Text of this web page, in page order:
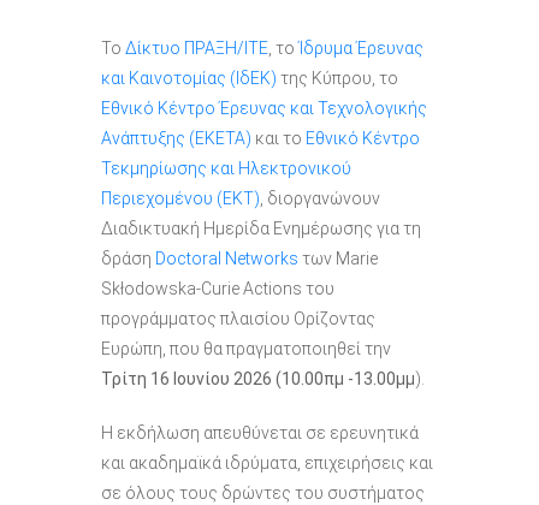
Το Δίκτυο ΠΡΑΞΗ/ΙΤΕ , τοΊδρυμα Έρευνας
και Καινοτομίας (ΙδΕΚ) της Κύπρου, το
Εθνικό Κέντρο Έρευνας και Τεχνολογικής
Ανάπτυξης (ΕΚΕΤΑ) και το Εθνικό Κέντρο
Τεκμηρίωσης και Ηλεκτρονικού
Περιεχομένου (EKT) , διοργανώνουν
Διαδικτυακή Ημερίδα Ενημέρωσης για τη
δράση Doctoral Networks των Marie
Skłodowska-Curie Actions του
προγράμματος πλαισίου Ορίζοντας
Ευρώπη, που θα πραγματοποιηθεί την
Τρίτη 16 Ιουνίου 2026 (10.00πμ -13.00μμ).
Η εκδήλωση απευθύνεται σε ερευνητικά
και ακαδημαϊκά ιδρύματα, επιχειρήσεις και
σε όλους τους δρώντες του συστήματος